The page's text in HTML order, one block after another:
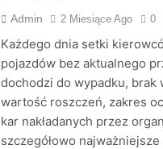
Admin 2 Miesiące Ago 0
Każdego dnia setki
pojazdów bez aktualnego
dochodzi do wypadku, brak
wartość roszczeń, zakres
kar nakładanych przez
szczegółowo